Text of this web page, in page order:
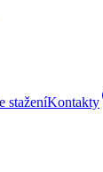
staženíKontakty